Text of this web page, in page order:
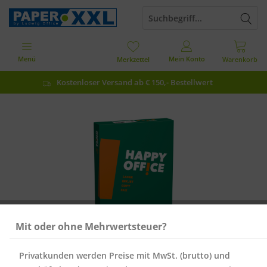
Kostenloser Versand ab € 150,- Bestellwert
Warenkorb
Merkzettel Mein Konto
Menü
Mit oder ohne Mehrwertsteuer?
Privatkunden werden Preise mit MwSt. (brutto) und